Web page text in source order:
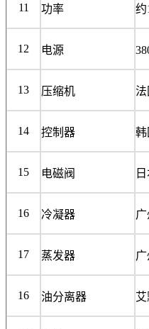
11 功率 约
12 电源
13 压缩机 法
14 控制器 韩
15 电磁阀
16 冷凝器
17 蒸发器
16 油分离器